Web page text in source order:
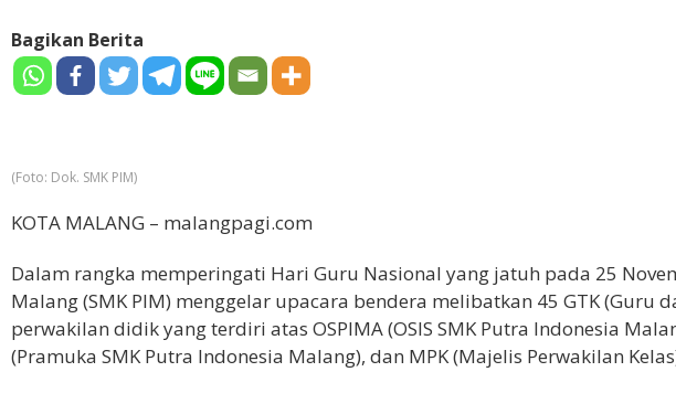
Bagikan Berita
(Foto: Dok. SMK PIM)
KOTA MALANG – malangpagi.com
Dalam rangka memperingati Hari Guru Nasional yang jatuh pada 25
Malang (SMK PIM) menggelar upacara bendera melibatkan 45 GTK (Guru
perwakilan didik yang terdiri atas OSPIMA (OSIS SMK Putra Indonesia
(Pramuka SMK Putra Indonesia Malang), dan MPK (Majelis Perwakilan